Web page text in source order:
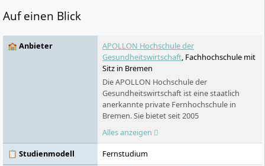
Auf einen Blick
🏫 Anbieter
APOLLON Hochschule der
Gesundheitswirtschaft, Fachhochschule mit
Sitz in Bremen
Die APOLLON Hochschule der
Gesundheitswirtschaft ist eine staatlich
anerkannte private Fernhochschule in
Bremen. Sie bietet seit 2005
berufsbegleitende Bachelor-, Master- und
Zertifikatsstudiengänge im Gesundheits-
und Sozialwesen an. Die Hochschule ist Teil
Alles anzeigen
📋 Studienmodell
Fernstudium